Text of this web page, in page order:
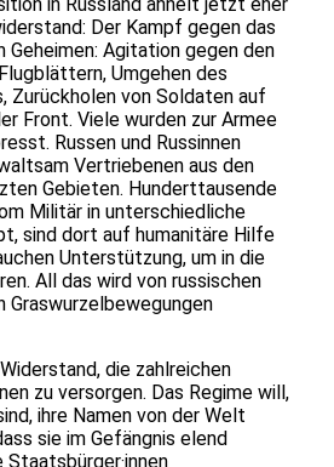
Der Kampf gegen das
Geheimen: Agitation gegen den
Umgehen des
Zurückholen von Soldaten auf
Front. Viele wurden zur Armee
Russen und Russinnen
Vertriebenen aus den
Gebieten. Hunderttausende
Militär in unterschiedliche
sind dort auf humanitäre Hilfe
Unterstützung, um in die
All das wird von russischen
Graswurzelbewegungen
die zahlreichen
zu versorgen. Das Regime will,
ihre Namen von der Welt
sie im Gefängnis elend